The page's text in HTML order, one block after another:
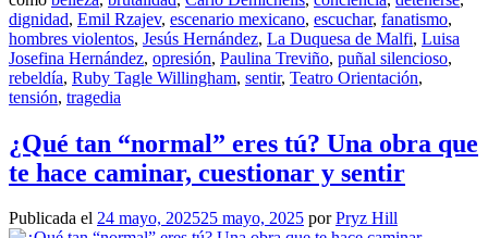
dignidad, Emil Rzajev, escenario mexicano, escuchar, fanatismo,
hombres violentos, Jesús Hernández, La Duquesa de Malfi, Luisa
Josefina Hernández, opresión, Paulina Treviño, puñal silencioso,
rebeldía, Ruby Tagle Willingham, sentir, Teatro Orientación,
tensión, tragedia
¿Qué tan “normal” eres tú? Una obra que
te hace caminar, cuestionar y sentir
Publicada el 24 mayo, 202525 mayo, 2025 porPryz Hill